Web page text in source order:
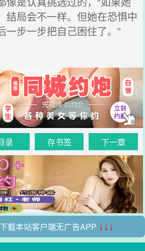
结局会不一样。但她在恐惧中
一步一步把自己困住了。”
录 存书签 下一章
载本站客户端无广告APP ↓↓↓